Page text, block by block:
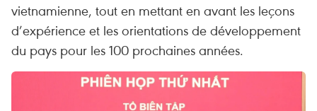
vietnamienne, tout en mettant en avant les leçons
d’expérience et les orientations de développement
du pays pour les 100 prochaines années.